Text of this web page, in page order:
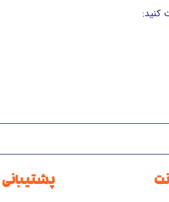
کنید:
پشتیبانی 24 ساعته